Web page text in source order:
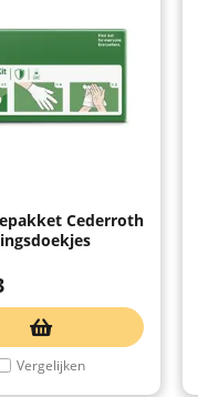
Cederroth
Vergelijken